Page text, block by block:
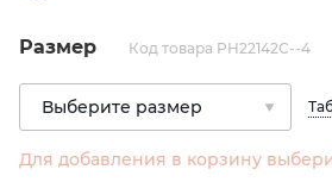
Размер Код товара PH22142C--4
Для добавления в корзину